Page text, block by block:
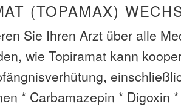
(TOPAMAX)
Sie Ihren Arzt über alle
wie Topiramat kann
* Carbamazepin * Digoxin